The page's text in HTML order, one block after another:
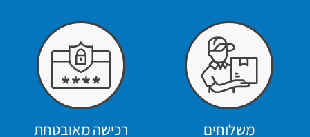
משלוחים רכישה מאובטחת